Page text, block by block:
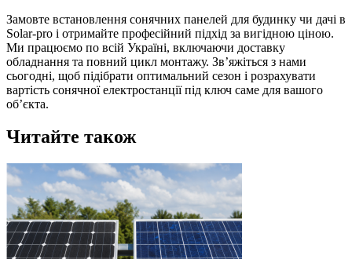
Замовте встановлення сонячних панелей для будинку чи дачі в
Solar-pro і отримайте професійний підхід за вигідною ціною.
Ми працюємо по всій Україні, включаючи доставку
обладнання та повний цикл монтажу. Зв’яжіться з нами
сьогодні, щоб підібрати оптимальний сезон і розрахувати
вартість сонячної електростанції під ключ саме для вашого
об’єкта.
Читайте також